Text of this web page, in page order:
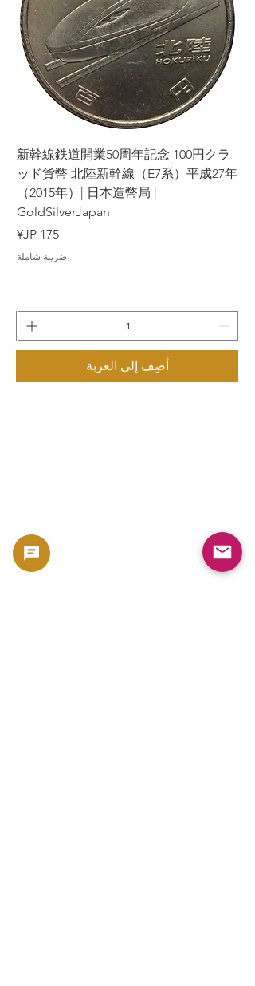
新幹線鉄道開業50周年記念 100円クラ
ッド貨幣 北陸新幹線（E7系）平成27年
（2015年）| 日本造幣局 |
GoldSilverJapan
السعر
ضريبة شاملة
أضِف إلى العربة